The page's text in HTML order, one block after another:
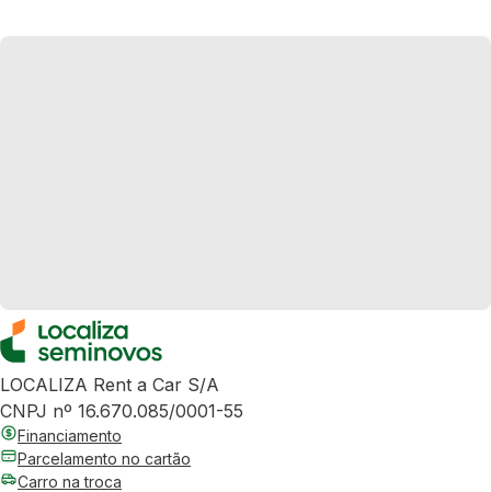
LOCALIZA Rent a Car S/A
CNPJ nº 16.670.085/0001-55
Financiamento
Parcelamento no cartão
Carro na troca